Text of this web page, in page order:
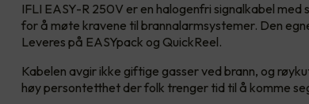
IFLI EASY-R 250V er en halogenfri signalkabel
for å møte kravene til brannalarmsystemer. Den
Leveres på EASYpack og QuickReel.
Kabelen avgir ikke giftige gasser ved brann, og
høy persontetthet der folk trenger tid til å komme